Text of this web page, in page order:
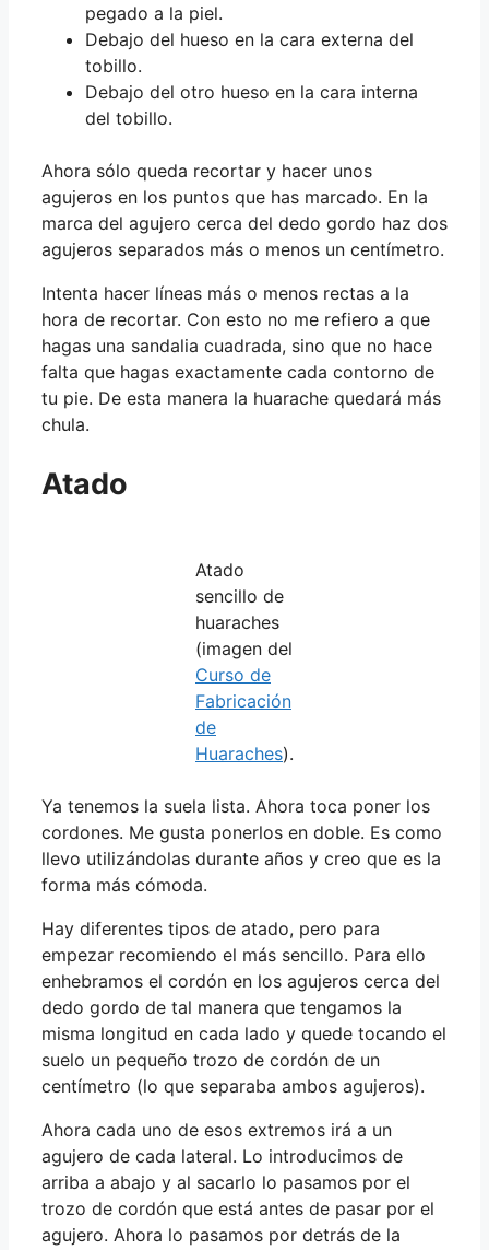
pegado a la piel.
Debajo del hueso en la cara externa del
tobillo.
Debajo del otro hueso en la cara interna
del tobillo.
Ahora sólo queda recortar y hacer unos
agujeros en los puntos que has marcado. En la
marca del agujero cerca del dedo gordo haz dos
agujeros separados más o menos un centímetro.
Intenta hacer líneas más o menos rectas a la
hora de recortar. Con esto no me refiero a que
hagas una sandalia cuadrada, sino que no hace
falta que hagas exactamente cada contorno de
tu pie. De esta manera la huarache quedará más
chula.
Atado
Atado
sencillo de
huaraches
(imagen del
Curso de
Fabricación
de
Huaraches).
Ya tenemos la suela lista. Ahora toca poner los
cordones. Me gusta ponerlos en doble. Es como
llevo utilizándolas durante años y creo que es la
forma más cómoda.
Hay diferentes tipos de atado, pero para
empezar recomiendo el más sencillo. Para ello
enhebramos el cordón en los agujeros cerca del
dedo gordo de tal manera que tengamos la
misma longitud en cada lado y quede tocando el
suelo un pequeño trozo de cordón de un
centímetro (lo que separaba ambos agujeros).
Ahora cada uno de esos extremos irá a un
agujero de cada lateral. Lo introducimos de
arriba a abajo y al sacarlo lo pasamos por el
trozo de cordón que está antes de pasar por el
agujero. Ahora lo pasamos por detrás de la